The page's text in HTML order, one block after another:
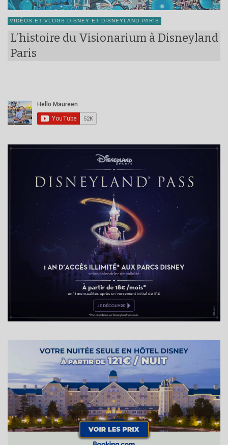
VIDÉOS ET VLOGS DISNEY ET DISNEYLAND PARIS
L’histoire du Visionarium à Disneyland
Paris